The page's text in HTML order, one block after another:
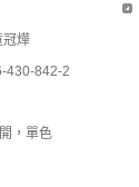
冠燁
430-842-2
，單色